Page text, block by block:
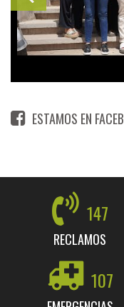
ESTAMOS EN
147
RECLAMOS
107